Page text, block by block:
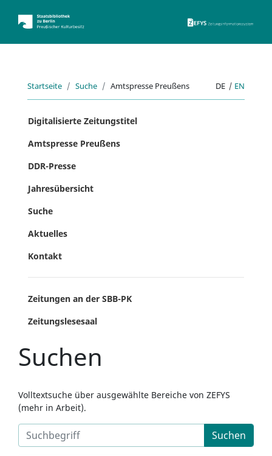
Startseite Suche Amtspresse Preußens DE | EN
Digitalisierte Zeitungstitel
Amtspresse Preußens
DDR-Presse
Jahresübersicht
Suche
Aktuelles
Kontakt
Zeitungen an der SBB-PK
Zeitungslesesaal
Suchen
Volltextsuche über ausgewählte Bereiche von ZEFYS
(mehr in Arbeit).
Suchen